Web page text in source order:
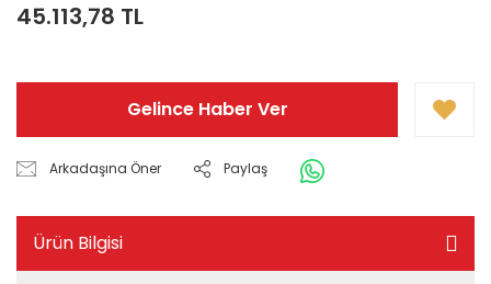
45.113,78 TL
Gelince Haber Ver
Arkadaşına Öner Paylaş
Ürün Bilgisi